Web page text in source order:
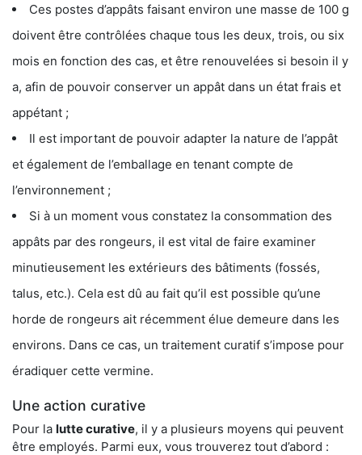
Ces postes d’appâts faisant environ une masse de 100 g
doivent être contrôlées chaque tous les deux, trois, ou six
mois en fonction des cas, et être renouvelées si besoin il y
a, afin de pouvoir conserver un appât dans un état frais et
appétant ;
Il est important de pouvoir adapter la nature de l’appât
et également de l’emballage en tenant compte de
l’environnement ;
Si à un moment vous constatez la consommation des
appâts par des rongeurs, il est vital de faire examiner
minutieusement les extérieurs des bâtiments (fossés,
talus, etc.). Cela est dû au fait qu’il est possible qu’une
horde de rongeurs ait récemment élue demeure dans les
environs. Dans ce cas, un traitement curatif s’impose pour
éradiquer cette vermine.
Une action curative
Pour la lutte curative, il y a plusieurs moyens qui peuvent
être employés. Parmi eux, vous trouverez tout d’abord :